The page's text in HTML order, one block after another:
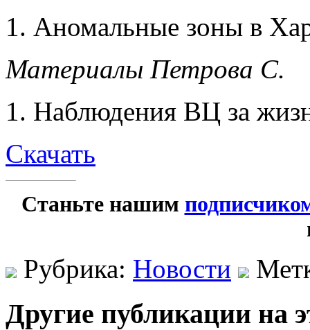
Аномальные зоны в
Материалы Петрова С.
Наблюдения ВЦ за
Скачать
Станьте нашим
Рубрика: Новости
Другие публикации на